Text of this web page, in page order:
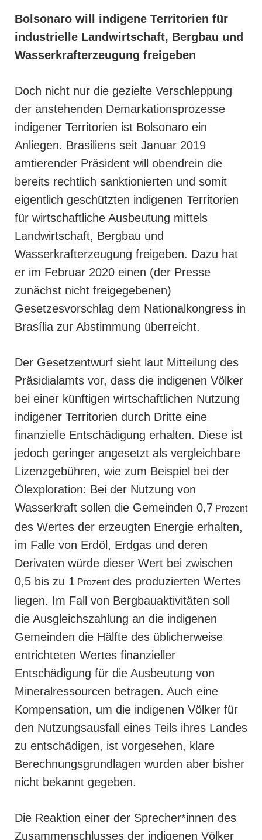
Bolsonaro will indigene Territorien für
industrielle Landwirtschaft, Bergbau und
Wasserkrafterzeugung freigeben
Doch nicht nur die gezielte Verschleppung
der anstehenden Demarkationsprozesse
indigener Territorien ist Bolsonaro ein
Anliegen. Brasiliens seit Januar 2019
amtierender Präsident will obendrein die
bereits rechtlich sanktionierten und somit
eigentlich geschützten indigenen Territorien
für wirtschaftliche Ausbeutung mittels
Landwirtschaft, Bergbau und
Wasserkrafterzeugung freigeben. Dazu hat
er im Februar 2020 einen (der Presse
zunächst nicht freigegebenen)
Gesetzesvorschlag dem Nationalkongress in
Brasília zur Abstimmung überreicht.
Der Gesetzentwurf sieht laut Mitteilung des
Präsidialamts vor, dass die indigenen Völker
bei einer künftigen wirtschaftlichen Nutzung
indigener Territorien durch Dritte eine
finanzielle Entschädigung erhalten. Diese ist
jedoch geringer angesetzt als vergleichbare
Lizenzgebühren, wie zum Beispiel bei der
Ölexploration: Bei der Nutzung von
Wasserkraft sollen die Gemeinden 0,7 Prozent
des Wertes der erzeugten Energie erhalten,
im Falle von Erdöl, Erdgas und deren
Derivaten würde dieser Wert bei zwischen
0,5 bis zu 1 Prozentdes produzierten Wertes
liegen. Im Fall von Bergbauaktivitäten soll
die Ausgleichszahlung an die indigenen
Gemeinden die Hälfte des üblicherweise
entrichteten Wertes finanzieller
Entschädigung für die Ausbeutung von
Mineralressourcen betragen. Auch eine
Kompensation, um die indigenen Völker für
den Nutzungsausfall eines Teils ihres Landes
zu entschädigen, ist vorgesehen, klare
Berechnungsgrundlagen wurden aber bisher
nicht bekannt gegeben.
Die Reaktion einer der Sprecher*innen des
Zusammenschlusses der indigenen Völker